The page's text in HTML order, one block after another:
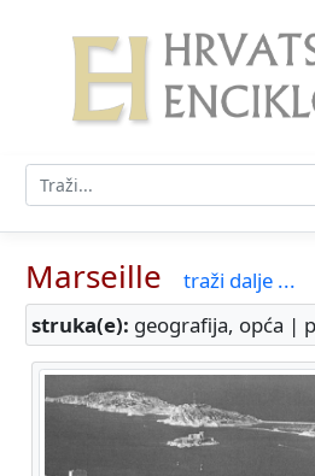
Marseille
traži dalje ...
struka(e): geografija, opća |